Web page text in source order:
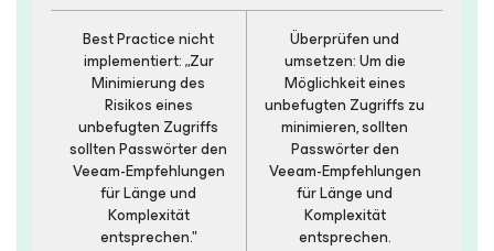
Best Practice nicht
implementiert: „Zur
Minimierung des
Risikos eines
unbefugten Zugriffs
sollten Passwörter den
Veeam-Empfehlungen
für Länge und
Komplexität
entsprechen."
Überprüfen und
umsetzen: Um die
Möglichkeit eines
unbefugten Zugriffs zu
minimieren, sollten
Passwörter den
Veeam-Empfehlungen
für Länge und
Komplexität
entsprechen.